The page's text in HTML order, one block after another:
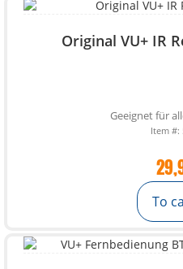
Original VU+ IR
Geeignet für
Item #:
To